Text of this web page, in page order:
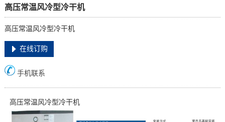
高压常温风冷型冷干机
高压常温风冷型冷干机
在线订购
手机联系
高压常温风冷型冷干机